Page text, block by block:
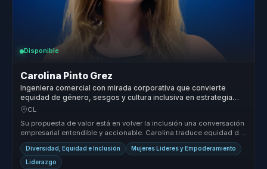
Disponible
Carolina Pinto Grez
Ingeniera comercial con mirada corporativa que convierte
equidad de género, sesgos y cultura inclusiva en estrategia
medible.
CL
Su propuesta de valor está en volver la inclusión una conversación
empresarial entendible y accionable. Carolina traduce equidad de
géner...
Diversidad, Equidad e Inclusión Mujeres Líderes y Empoderamiento
Liderazgo